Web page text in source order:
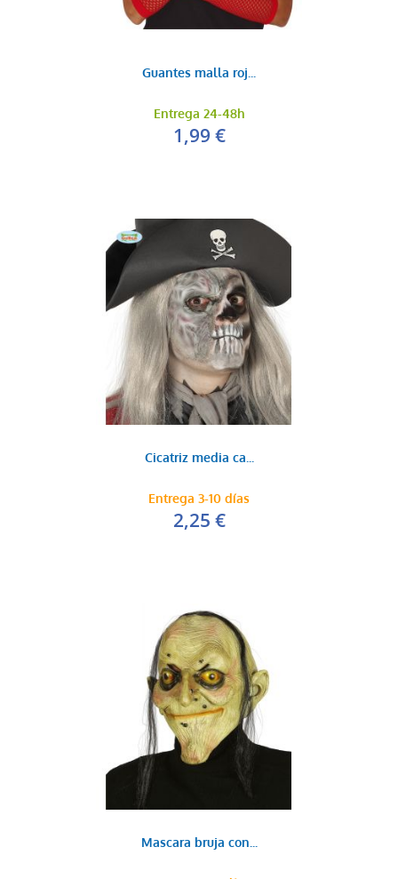
Guantes malla roj...
Entrega 24-48h
1,99 €
Cicatriz media ca...
Entrega 3-10 días
2,25 €
Mascara bruja con...